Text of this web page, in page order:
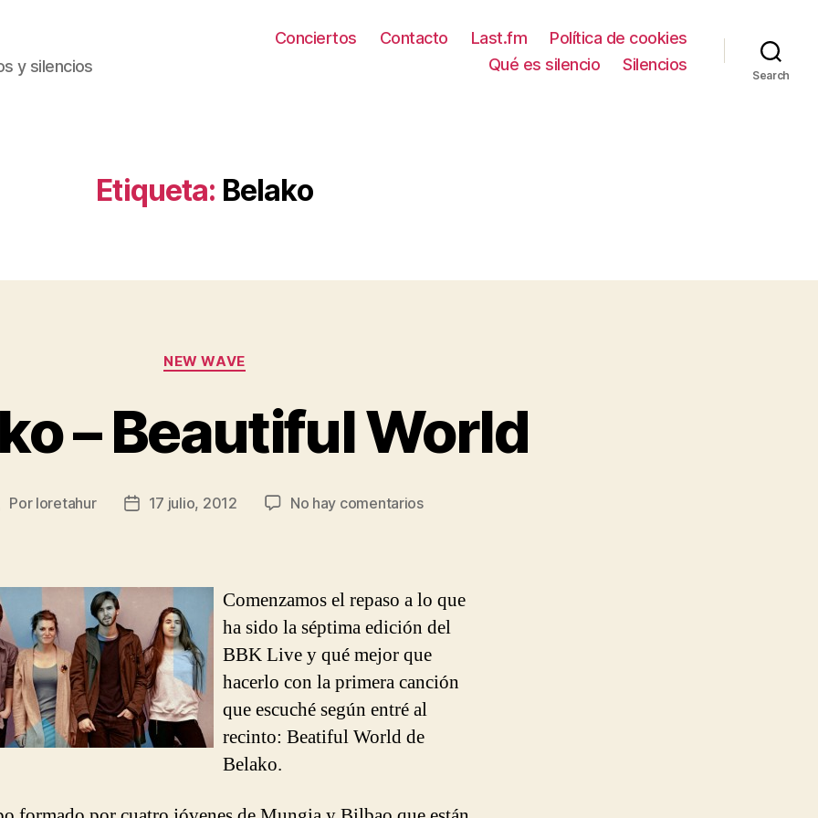
y silencios
Conciertos Contacto Last.fm
Política de cookies
Qué es silencio
Silencios
Search
Etiqueta: Belako
Categorías
NEW WAVE
– Beautiful World
Por loretahur
Fecha17 julio, 2012 No hay comentariosen
Comenzamos el repaso a lo que
ha sido la séptima edición del
BBK Live y qué mejor que
hacerlo con la primera canción
que escuché según entré al
recinto: Beatiful World de
Belako.